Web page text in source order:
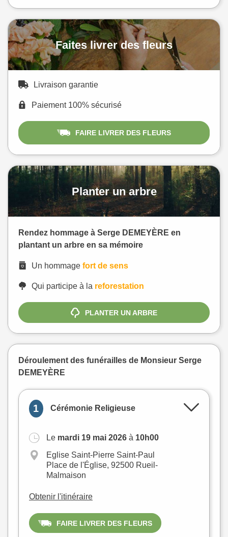
Faites livrer des fleurs
Livraison garantie
Paiement 100% sécurisé
FAIRE LIVRER DES FLEURS
Planter un arbre
Rendez hommage à Serge DEMEYÈRE en
plantant un arbre en sa mémoire
Un hommage fort de sens
Qui participe à la reforestation
PLANTER UN ARBRE
Déroulement des funérailles de Monsieur Serge
DEMEYÈRE
1 Cérémonie Religieuse
Le mardi 19 mai 2026 à 10h00
Eglise Saint-Pierre Saint-Paul
Place de l'Église, 92500 Rueil-
Malmaison
Obtenir l'itinéraire
FAIRE LIVRER DES FLEURS
Leaflet